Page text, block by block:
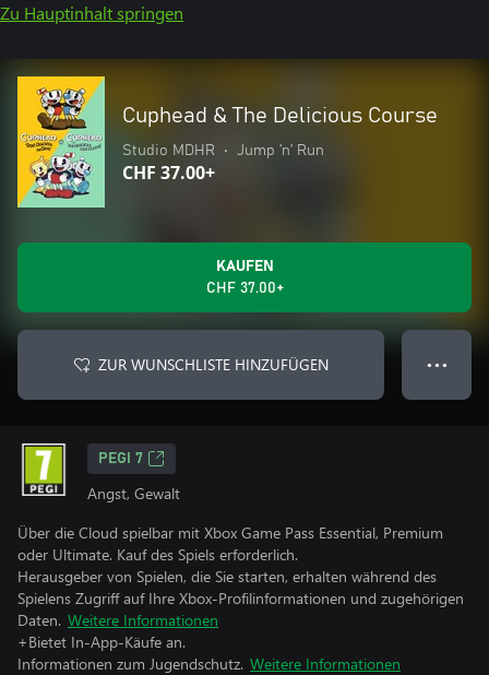
Zu Hauptinhalt springen
Cuphead & The Delicious Course
Studio MDHR • Jump ’n’ Run
CHF 37.00+
KAUFEN
CHF 37.00+
ZUR WUNSCHLISTE HINZUFÜGEN ● ● ●
PEGI 7
Angst, Gewalt
Über die Cloud spielbar mit Xbox Game Pass Essential, Premium
oder Ultimate. Kauf des Spiels erforderlich.
Herausgeber von Spielen, die Sie starten, erhalten während des
Spielens Zugriff auf Ihre Xbox-Profilinformationen und zugehörigen
Daten. Weitere Informationen
+Bietet In-App-Käufe an.
Informationen zum Jugendschutz. Weitere Informationen